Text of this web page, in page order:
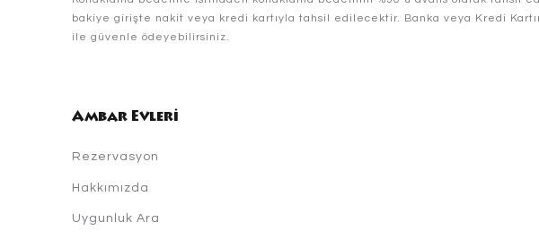
bakiye girişte nakit veya kredi kartıyla tahsil edilecektir. Banka veya Kredi
ile güvenle ödeyebilirsiniz.
Ambar Evleri
Rezervasyon
Hakkımızda
Uygunluk Ara